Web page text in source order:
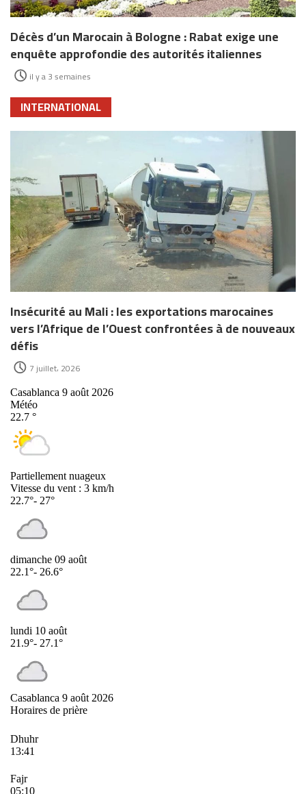
Décès d’un Marocain à Bologne : Rabat exige une
enquête approfondie des autorités italiennes
il y a 3 semaines
INTERNATIONAL
Insécurité au Mali : les exportations marocaines
vers l’Afrique de l’Ouest confrontées à de nouveaux
défis
7 juillet، 2026